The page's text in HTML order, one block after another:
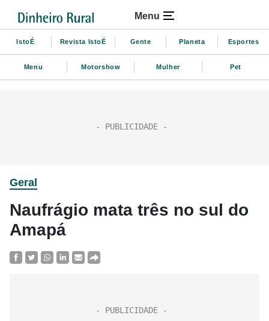
Menu
IstoÉ Revista IstoÉ Gente Planeta Esportes
Menu Motorshow Mulher Pet
Geral
Naufrágio mata três no sul do
Amapá